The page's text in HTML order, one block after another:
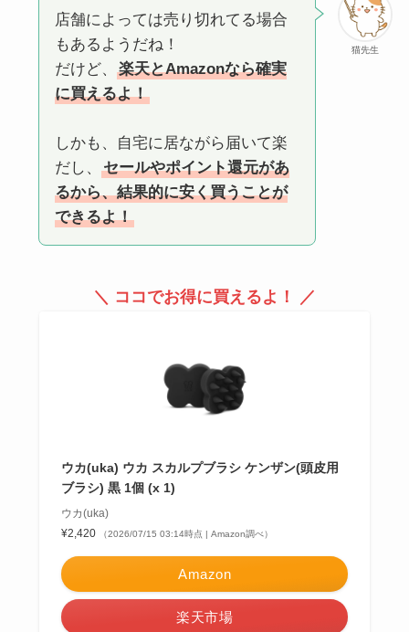
猫先生
店舗によっては売り切れてる場合
もあるようだね！
だけど、
楽天とAmazonなら確実
に買えるよ！
しかも、自宅に居ながら届いて楽
だし、
セールやポイント還元があ
るから、結果的に安く買うことが
できるよ！
＼ ココでお得に買えるよ！ ／
ウカ(uka) ウカ スカルプブラシ ケンザン(頭皮用
ブラシ) 黒 1個 (x 1)
ウカ(uka)
¥2,420
（2026/07/15 03:14時点 | Amazon調べ）
Amazon
楽天市場